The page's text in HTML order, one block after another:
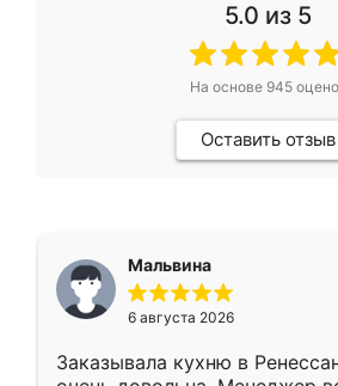
5.0 из 5
На основе 945
Оставить отзыв
Мальвина
6 августа 2026
Заказывала кухню в